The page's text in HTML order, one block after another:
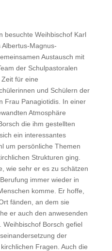
besuchte Weihbischof Karl
Magnus-
Austausch mit
der Schulpastoralen
für eine
und Schülern der
Frau Panagiotidis. In einer
Atmosphäre
die ihm gestellten
ein interessantes
um persönliche Themen
Strukturen ging.
wie sehr er es zu schätzen
immer wieder in
komme. Er hoffe,
fänden, an dem sie
er auch den anwesenden
Weihbischof Borsch gefiel
der
Fragen. Auch die